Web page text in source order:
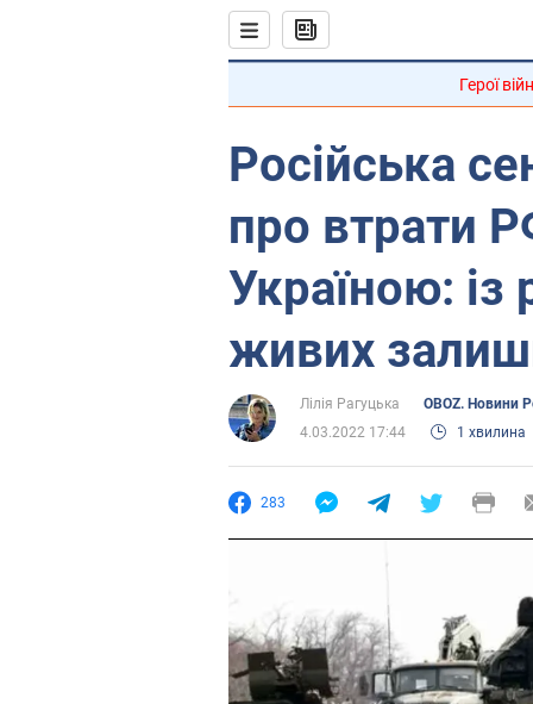
Герої
Російська
про втрати
Україною: із
живих
Лілія Рагуцька
OBOZ. Новини
4.03.2022 17:44
1 хвилина
283